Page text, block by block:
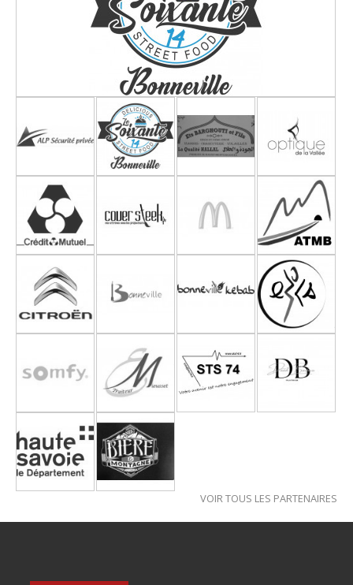
VOIR TOUS LES PARTENAIRES